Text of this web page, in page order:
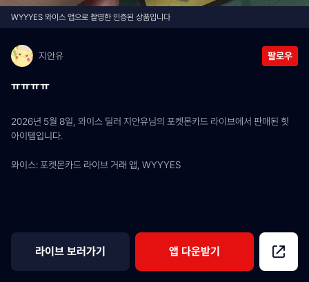
WYYYES 와이스 앱으로 촬영한 인증된 상품입니다
지안유 팔로우
ㅠㅠㅠㅠ
2026년 5월 8일, 와이스 딜러 지안유님의 포켓몬카드 라이브에서 판매된 힛
아이템입니다.
와이스: 포켓몬카드 라이브 거래 앱, WYYYES
라이브 보러가기 앱 다운받기